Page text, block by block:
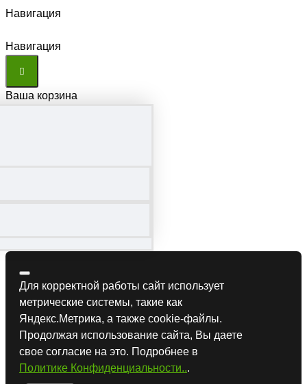
Навигация
Навигация
Ваша корзина
Для корректной работы сайт использует
метрические системы, такие как
Яндекс.Метрика, а также cookie-файлы.
Продолжая использование сайта, Вы даете
свое согласие на это. Подробнее в
Политике Конфиденциальности...